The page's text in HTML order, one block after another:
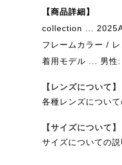
【商品詳細】
collection ...
フレームカラー /
着用モデル ... 男
【レンズについて】
各種レンズについ
【サイズについて】
サイズについての説